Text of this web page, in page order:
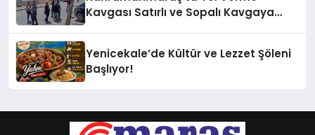
Kavgası Satırlı ve Sopalı Kavgaya
Yenicekale’de Kültür ve Lezzet Şöleni
Başlıyor!